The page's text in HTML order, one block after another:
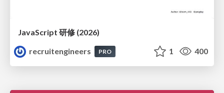
JavaScript 研修 (2026)
recruitengineers
PRO 1 400